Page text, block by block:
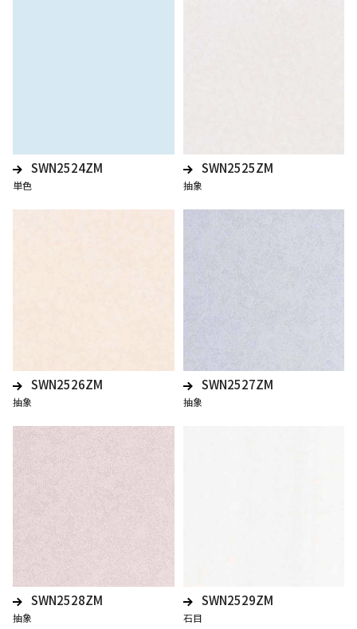
SWN2524ZM
単色
SWN2525ZM
抽象
SWN2526ZM
抽象
SWN2527ZM
抽象
SWN2528ZM
抽象
SWN2529ZM
石目